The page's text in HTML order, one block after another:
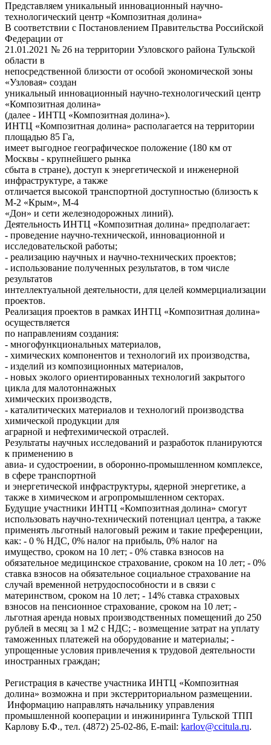
Представляем уникальный инновационный научно-
технологический центр «Композитная долина»
В соответствии с Постановлением Правительства Российской
Федерации от
21.01.2021 № 26 на территории Узловского района Тульской
области в
непосредственной близости от особой экономической зоны
«Узловая» создан
уникальный инновационный научно-технологический центр
«Композитная долина»
(далее - ИНТЦ «Композитная долина»).
ИНТЦ «Композитная долина» располагается на территории
площадью 85 Га,
имеет выгодное географическое положение (180 км от
Москвы - крупнейшего рынка
сбыта в стране), доступ к энергетической и инженерной
инфраструктуре, а также
отличается высокой транспортной доступностью (близость к
М-2 «Крым», М-4
«Дон» и сети железнодорожных линий).
Деятельность ИНТЦ «Композитная долина» предполагает:
- проведение научно-технической, инновационной и
исследовательской работы;
- реализацию научных и научно-технических проектов;
- использование полученных результатов, в том числе
результатов
интеллектуальной деятельности, для целей коммерциализации
проектов.
Реализация проектов в рамках ИНТЦ «Композитная долина»
осуществляется
по направлениям создания:
- многофункциональных материалов,
- химических компонентов и технологий их производства,
- изделий из композиционных материалов,
- новых эколого ориентированных технологий закрытого
цикла для малотоннажных
химических производств,
- каталитических материалов и технологий производства
химической продукции для
аграрной и нефтехимической отраслей.
Результаты научных исследований и разработок планируются
к применению в
авиа- и судостроении, в оборонно-промышленном комплексе,
в сфере транспортной
и энергетической инфраструктуры, ядерной энергетике, а
также в химическом и агропромышленном секторах.
Будущие участники ИНТЦ «Композитная долина» смогут
использовать научно-технический потенциал центра, а также
применять льготный налоговый режим и такие преференции,
как: - 0 % НДС, 0% налог на прибыль, 0% налог на
имущество, сроком на 10 лет; - 0% ставка взносов на
обязательное медицинское страхование, сроком на 10 лет; - 0%
ставка взносов на обязательное социальное страхование на
случай временной нетрудоспособности и в связи с
материнством, сроком на 10 лет; - 14% ставка страховых
взносов на пенсионное страхование, сроком на 10 лет; -
льготная аренда новых производственных помещений до 250
рублей в месяц за 1 м2 с НДС; - возмещение затрат на уплату
таможенных платежей на оборудование и материалы; -
упрощенные условия привлечения к трудовой деятельности
иностранных граждан;
Регистрация в качестве участника ИНТЦ «Композитная
долина» возможна и при экстерриториальном размещении.
Информацию направлять начальнику управления
промышленной кооперации и инжиниринга Тульской ТПП
Карлову Б.Ф., тел. (4872) 25-02-86, E-mail: karlov@ccitula.ru.